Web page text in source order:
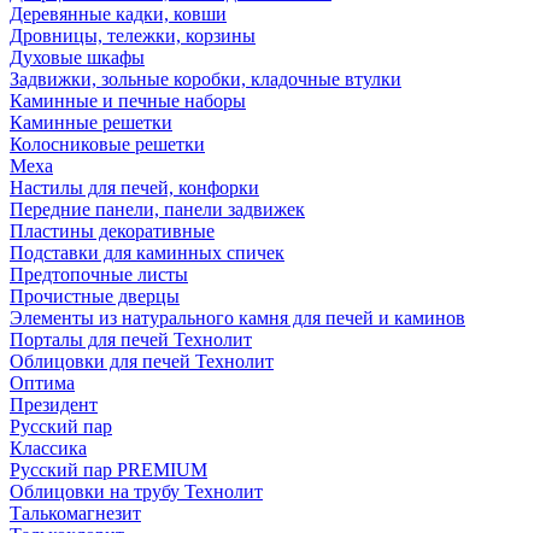
Деревянные кадки, ковши
Дровницы, тележки, корзины
Духовые шкафы
Задвижки, зольные коробки, кладочные втулки
Каминные и печные наборы
Каминные решетки
Колосниковые решетки
Меха
Настилы для печей, конфорки
Передние панели, панели задвижек
Пластины декоративные
Подставки для каминных спичек
Предтопочные листы
Прочистные дверцы
Элементы из натурального камня для печей и каминов
Порталы для печей Технолит
Облицовки для печей Технолит
Оптима
Президент
Русский пар
Классика
Русский пар PREMIUM
Облицовки на трубу Технолит
Талькомагнезит